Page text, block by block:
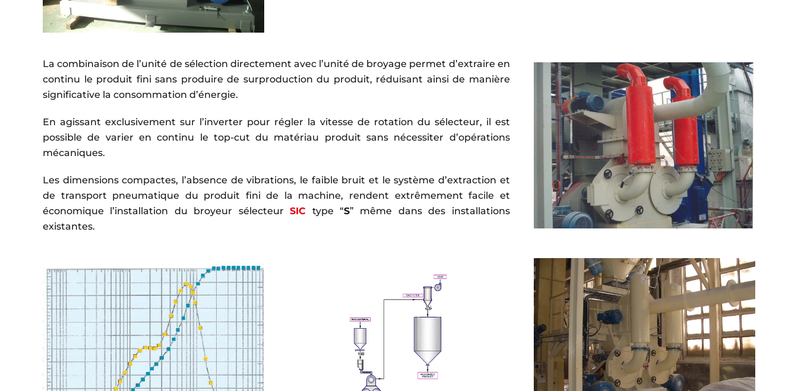
La combinaison de l’unité de sélection directement avec l’unité de broyage permet d’extraire en
continu le produit fini sans produire de surproduction du produit, réduisant ainsi de manière
significative la consommation d’énergie.
En agissant exclusivement sur l’inverter pour régler la vitesse de rotation du sélecteur, il est
possible de varier en continu le top-cut du matériau produit sans nécessiter d’opérations
mécaniques.
Les dimensions compactes, l’absence de vibrations, le faible bruit et le système d’extraction et
de transport pneumatique du produit fini de la machine, rendent extrêmement facile et
économique l’installation du broyeur sélecteurSIC type “S” même dans des installations
existantes.